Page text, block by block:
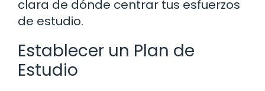
clara de dónde centrar tus esfuerzos
de estudio.
Establecer un Plan de
Estudio